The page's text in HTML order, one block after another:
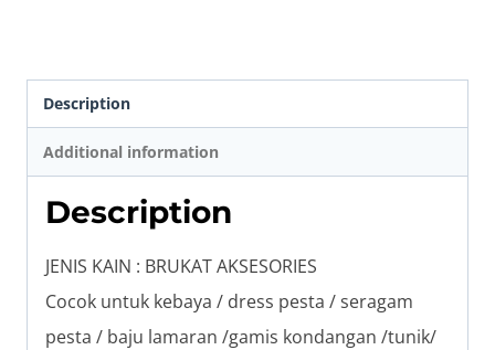
Description
Additional information
Description
JENIS KAIN : BRUKAT AKSESORIES
Cocok untuk kebaya / dress pesta / seragam
pesta / baju lamaran /gamis kondangan /tunik/